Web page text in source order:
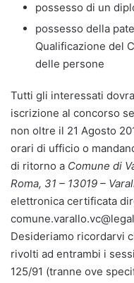
possesso di un
possesso della
Qualificazione del
delle persone
Tutti gli interessati
iscrizione al concorso
non oltre il 21 Agosto
orari di ufficio o
di ritorno a Comune di
Roma, 31 – 13019 –
elettronica certificata
Desideriamo ricordarvi
rivolti ad entrambi i
125/91 (tranne ove